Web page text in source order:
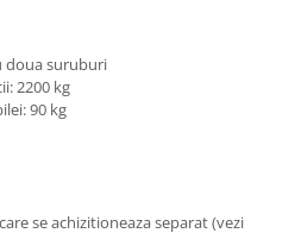
doua suruburi
2200 kg
90 kg
se achizitioneaza separat (vezi